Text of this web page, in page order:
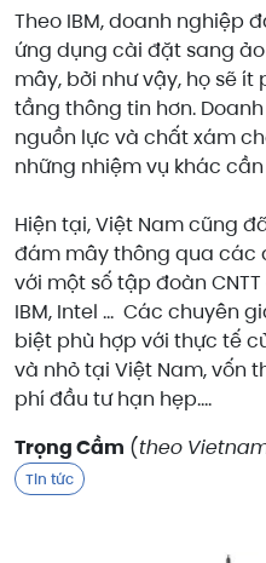
Theo IBM, doanh nghiệp
ứng dụng cài đặt sang
mây, bởi như vậy, họ sẽ
tầng thông tin hơn.
nguồn lực và chất xám
những nhiệm vụ khác
Hiện tại, Việt Nam cũng
đám mây thông qua các
với một số tập đoàn
IBM, Intel … Các chuyên
biệt phù hợp với thực tế
và nhỏ tại Việt Nam, vốn
phí đầu tư hạn hẹp….
Trọng Cầm (theo
Tin tức